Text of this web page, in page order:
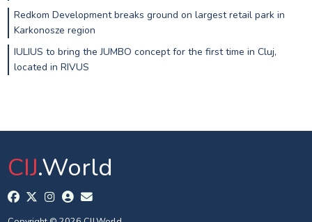
Redkom Development breaks ground on largest retail park in
Karkonosze region
IULIUS to bring the JUMBO concept for the first time in Cluj,
located in RIVUS
CIJ.World